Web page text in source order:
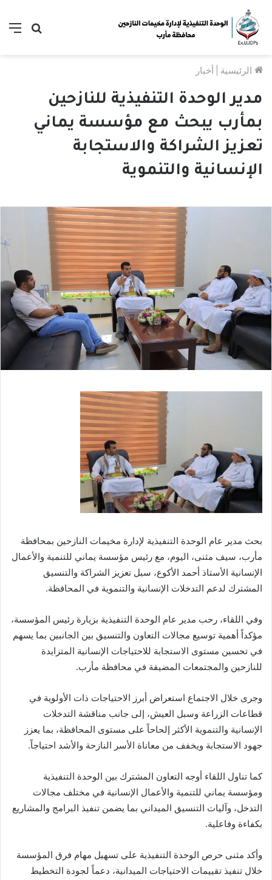
بحث
الرئيسية أخبار
مدير الوحدة التنفيذية للنازحين
بمأرب يبحث مع مؤسسة يماني
تعزيز الشراكة والاستجابة
الإنسانية والتنموية
بحث مدير عام الوحدة التنفيذية لإدارة مخيمات النازحين بمحافظة
مأرب، سيف مثنى، اليوم، مع رئيس مؤسسة يماني للتنمية والأعمال
الإنسانية الأستاذ أحمد الأكوع، سبل تعزيز الشراكة والتنسيق
المشترك لدعم التدخلات الإنسانية والتنموية في المحافظة.
وفي اللقاء، رحب مدير عام الوحدة التنفيذية بزيارة رئيس المؤسسة،
مؤكداً أهمية توسيع مجالات التعاون والتنسيق بين الجانبين بما يسهم
في تحسين مستوى الاستجابة للاحتياجات الإنسانية المتزايدة
للنازحين والمجتمعات المضيفة في محافظة مأرب.
وجرى خلال الاجتماع استعراض أبرز الاحتياجات ذات الأولوية في
قطاعات الزراعة وسبل العيش، إلى جانب مناقشة التدخلات
الإنسانية والتنموية الأكثر إلحاحاً على مستوى المحافظة، بما يعزز
جهود الاستجابة ويخفف من معاناة الأسر النازحة والأشد احتياجاً.
كما تناول اللقاء أوجه التعاون المشترك بين الوحدة التنفيذية
ومؤسسة يماني للتنمية والأعمال الإنسانية في مختلف مجالات
التدخل، وآليات التنسيق الميداني بما يضمن تنفيذ البرامج والمشاريع
بكفاءة وفاعلية.
وأكد مثنى حرص الوحدة التنفيذية على تسهيل مهام فرق المؤسسة
خلال تنفيذ تقييمات الاحتياجات الميدانية، دعماً لجودة التخطيط